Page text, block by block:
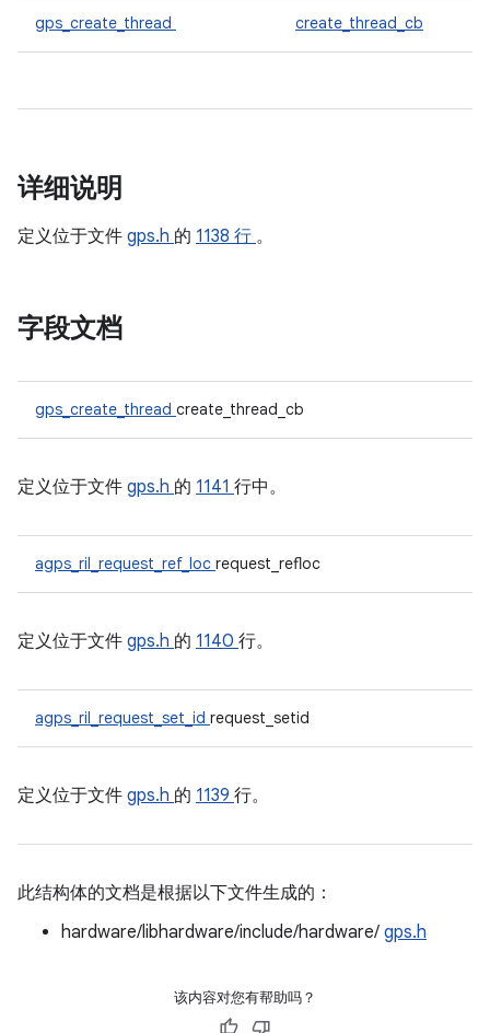
gps_create_thread create_thread_cb
详细说明
定义位于文件 gps.h 的 1138 行 。
字段文档
gps_create_thread create_thread_cb
定义位于文件 gps.h 的 1141 行中。
agps_ril_request_ref_loc request_refloc
定义位于文件 gps.h 的 1140 行。
agps_ril_request_set_id request_setid
定义位于文件 gps.h 的 1139 行。
此结构体的文档是根据以下文件生成的：
hardware/libhardware/include/hardware/ gps.h
该内容对您有帮助吗？